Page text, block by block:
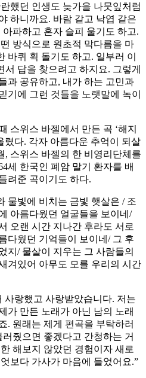
했던 인생도 늦가을 나뭇잎처럼
하니까요. 바람 같고 낙엽 같은
파하고 혼자 슬피 울기도 하고.
방식으로 원초적 막다름을 마
바퀴 휙 돌기도 하고. 일부러 이
답을 찾으려고 하지요. 그렇게
과 공유하고, 내가 하는 고민과
기에 그런 것들을 노랫말에 녹이
스위스 바젤에서 만든 곡 ‘해지
렸다. 각자 아름다운 추억이 되살
, 스위스 바젤의 한 비영리단체를
세 한국인 폐암 말기 환자를 배
려준 곡이기도 하다.
물빛에 비치는 금빛 햇살은 / 조
아름다웠던 얼굴들을 보이네/
오랜 시간 지나간 후라도 서로
다웠던 기억들이 보이네/ 그 후
지/ 물살이 지우는 그 사람들의
겨있어 아무도 모를 우리의 시간
사랑했고 사랑받았습니다. 저는
가 만든 노래가 아닌 남의 노래
. 원래는 제게 편곡을 부탁하러
줬으면 좋겠다고 간청하는 거
해보지 않았던 경험이자 새로
보다 가사가 마음에 들었어요.”